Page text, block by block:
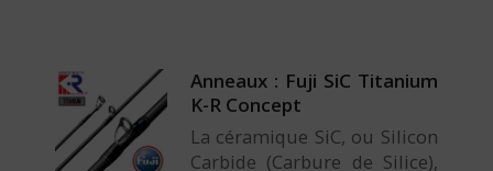
Anneaux : Fuji SiC Titanium
K-R Concept
La céramique SiC, ou Silicon
Carbide (Carbure de Silice),